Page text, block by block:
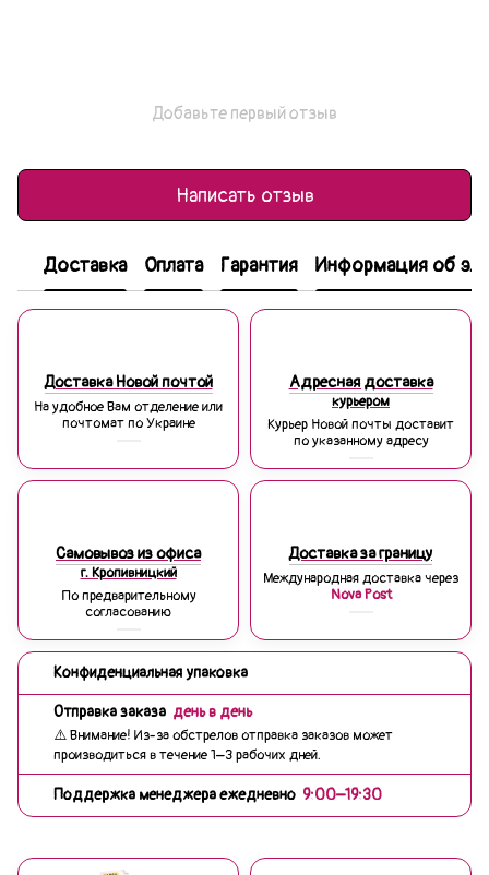
Добавьте первый отзыв
Написать отзыв
Доставка Оплата Гарантия Информация об
Доставка Новой почтой
На удобное Вам отделение или
почтомат по Украине
Адресная доставка
курьером
Курьер Новой почты доставит
по указанному адресу
Самовывоз из офиса
г. Кропивницкий
По предварительному
согласованию
Доставка за границу
Международная доставка через
Nova Post
Конфиденциальная упаковка
Отправка заказа день в день
⚠️ Внимание! Из-за обстрелов отправка заказов может
производиться в течение 1–3 рабочих дней.
Поддержка менеджера ежедневно 9:00–19:30